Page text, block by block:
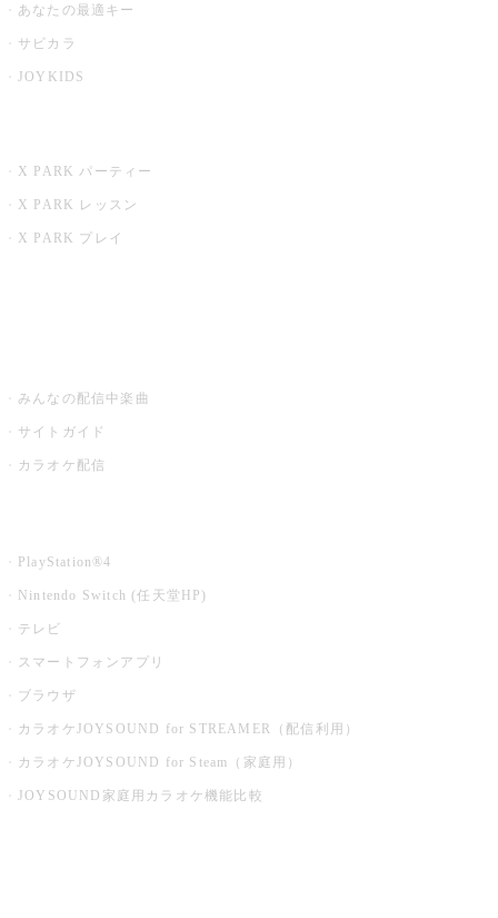
あなたの最適キー
サビカラ
JOYKIDS
X PARK パーティー
X PARK レッスン
X PARK プレイ
みんなの配信中楽曲
サイトガイド
カラオケ配信
PlayStation®4
Nintendo Switch (任天堂HP)
テレビ
スマートフォンアプリ
ブラウザ
カラオケJOYSOUND for STREAMER（配信利用）
カラオケJOYSOUND for Steam（家庭用）
JOYSOUND家庭用カラオケ機能比較